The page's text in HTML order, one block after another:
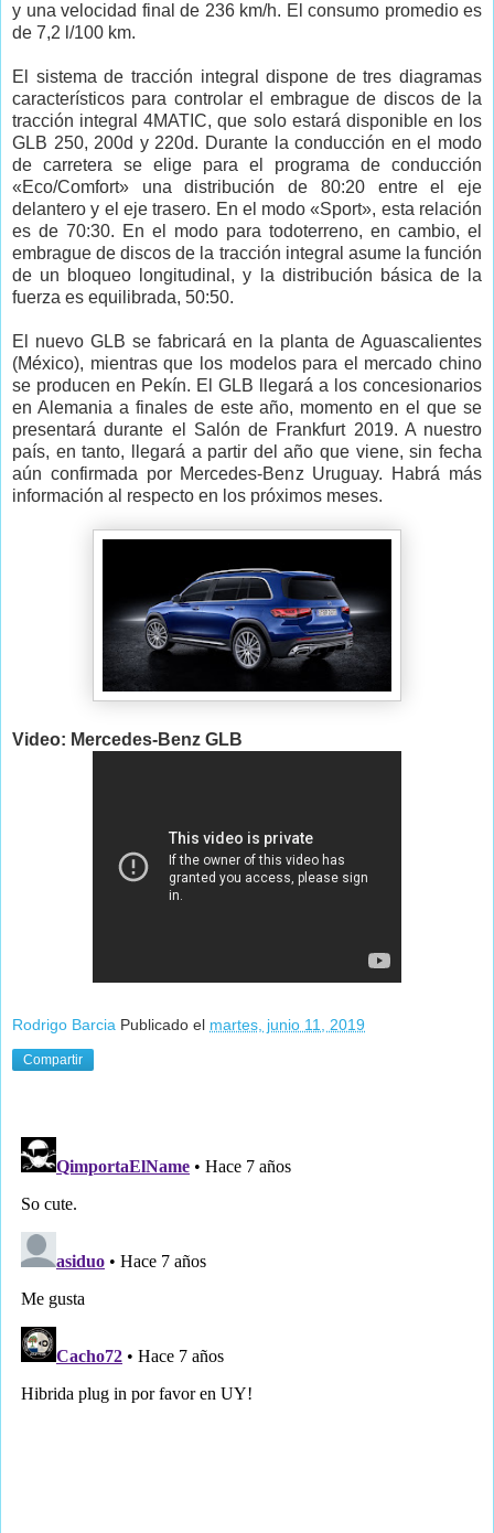
y una velocidad final de 236 km/h. El consumo promedio es
de 7,2 l/100 km.
El sistema de tracción integral dispone de tres diagramas
característicos para controlar el embrague de discos de la
tracción integral 4MATIC, que solo estará disponible en los
GLB 250, 200d y 220d. Durante la conducción en el modo
de carretera se elige para el programa de conducción
«Eco/Comfort» una distribución de 80:20 entre el eje
delantero y el eje trasero. En el modo «Sport», esta relación
es de 70:30. En el modo para todoterreno, en cambio, el
embrague de discos de la tracción integral asume la función
de un bloqueo longitudinal, y la distribución básica de la
fuerza es equilibrada, 50:50.
El nuevo GLB se fabricará en la planta de Aguascalientes
(México), mientras que los modelos para el mercado chino
se producen en Pekín. El GLB llegará a los concesionarios
en Alemania a finales de este año, momento en el que se
presentará durante el Salón de Frankfurt 2019. A nuestro
país, en tanto, llegará a partir del año que viene, sin fecha
aún confirmada por Mercedes-Benz Uruguay. Habrá más
información al respecto en los próximos meses.
Video: Mercedes-Benz GLB
Rodrigo Barcia Publicado el martes, junio 11, 2019
Compartir